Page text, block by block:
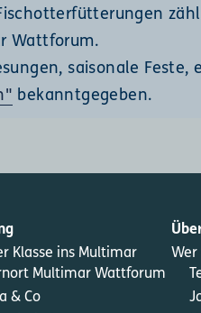
Wattforum.
saisonale Feste,
bekanntgegeben.
Klasse ins Multimar
Multimar Wattforum
& Co
Wer